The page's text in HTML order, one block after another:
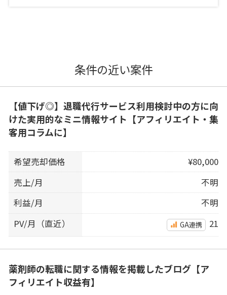
条件の近い案件
【値下げ◎】退職代行サービス利用検討中の方に向
けた実用的なミニ情報サイト【アフィリエイト・集
客用コラムに】
希望売却価格
¥80,000
売上/月
不明
利益/月
不明
PV/月（直近）
GA連携 21
薬剤師の転職に関する情報を掲載したブログ【ア
フィリエイト収益有】